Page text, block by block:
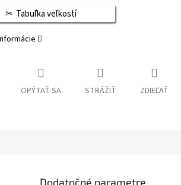
Tabuľka veľkostí
OPÝTAŤ SA STRÁŽIŤ ZDIEĽAŤ
Dodatočné parametre